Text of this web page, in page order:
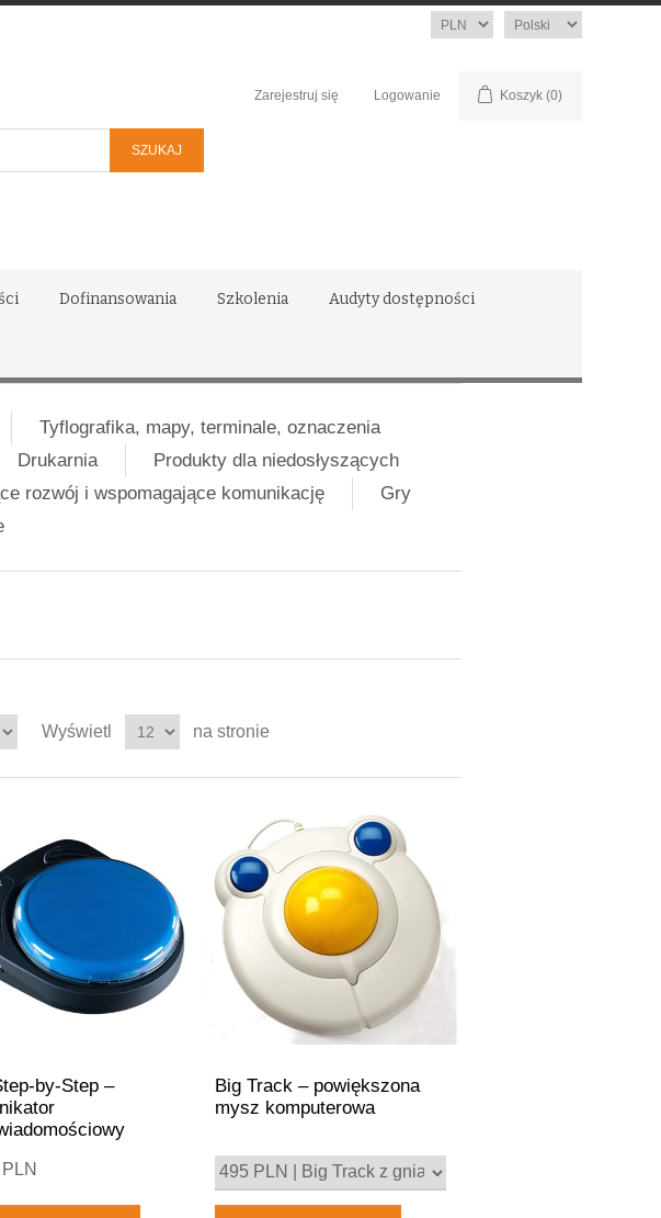
Język
Waluta
sklepie
Zarejestruj się Logowanie Koszyk (0)
Dofinansowania Szkolenia Audyty dostępności
Tyflografika, mapy, terminale, oznaczenia
Drukarnia
Produkty dla niedosłyszących
rozwój i wspomagające komunikację
Gry
Wyświetl na stronie
by-Step –
Big Track – powiększona
mysz komputerowa